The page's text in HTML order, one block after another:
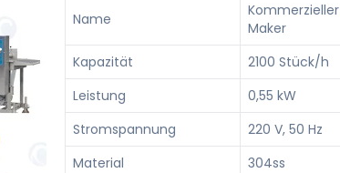
Name
Maker
Kapazität
2100 Stück/h
Leistung
0,55 kW
Stromspannung
220 V, 50 Hz
Material
304ss